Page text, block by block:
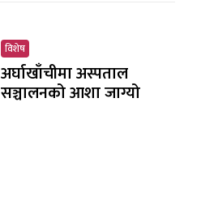
विशेष
अर्घाखाँचीमा अस्पताल
सञ्चालनको आशा जाग्यो